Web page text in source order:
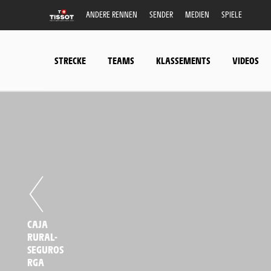
ANDERE RENNEN SENDER MEDIEN SPIELE
STRECKE TEAMS KLASSEMENTS VIDEOS
CAJA
RURAL-
SEGUROS
RGA